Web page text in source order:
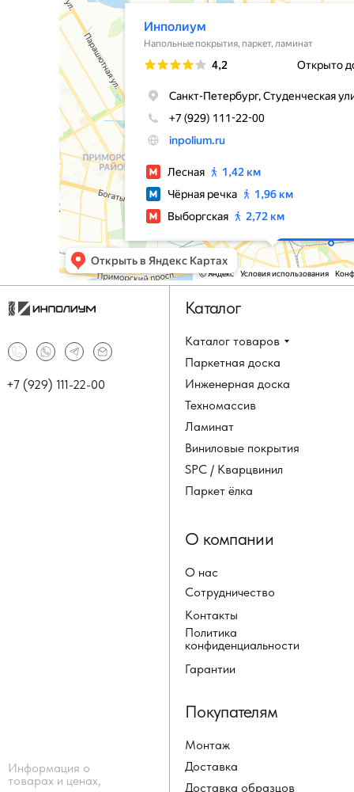
Каталог товаров
Паркетная доска
Инженерная доска
Техномассив
+7 (929) 111-22-00
Информация о
товарах и ценах,
Каталог
Ламинат
Виниловые покрытия
SPC / Кварцвинил
Паркет ёлка
О нас
Сотрудничество
Контакты
Политика
конфиденциальности
О компании
Монтаж
Доставка
Доставка образцов
Покупателям
Гарантии